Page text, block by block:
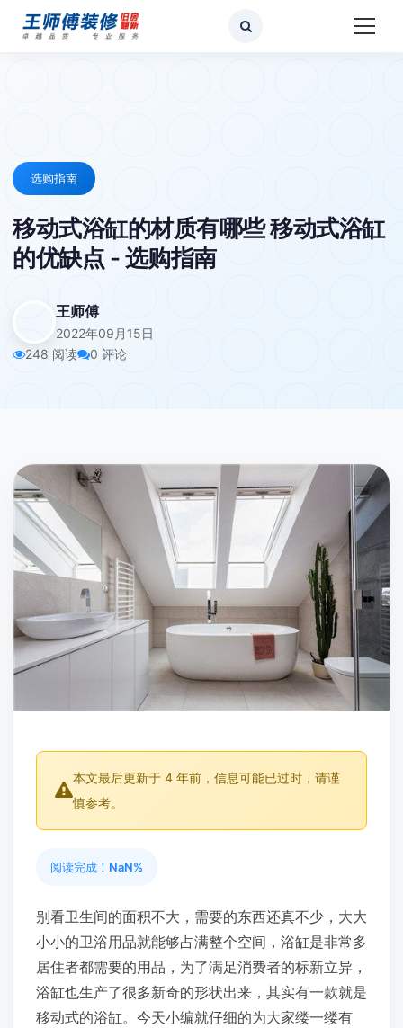
选购指南
移动式浴缸的材质有哪些 移动式浴缸
的优缺点 - 选购指南
王师傅
2022年09月15日
248 阅读
0 评论
本文最后更新于 4 年前，信息可能已过时，请谨
慎参考。
阅读完成！ NaN%
别看卫生间的面积不大，需要的东西还真不少，大大
小小的卫浴用品就能够占满整个空间，浴缸是非常多
居住者都需要的用品，为了满足消费者的标新立异，
浴缸也生产了很多新奇的形状出来，其实有一款就是
移动式的浴缸。今天小编就仔细的为大家缕一缕有